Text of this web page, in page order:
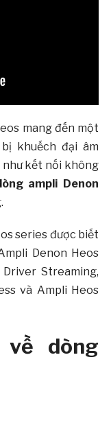
mang đến một
khuếch đại âm
kết nối không
ampli Denon
series được biết
Denon Heos
Streaming,
và Ampli Heos
về dòng